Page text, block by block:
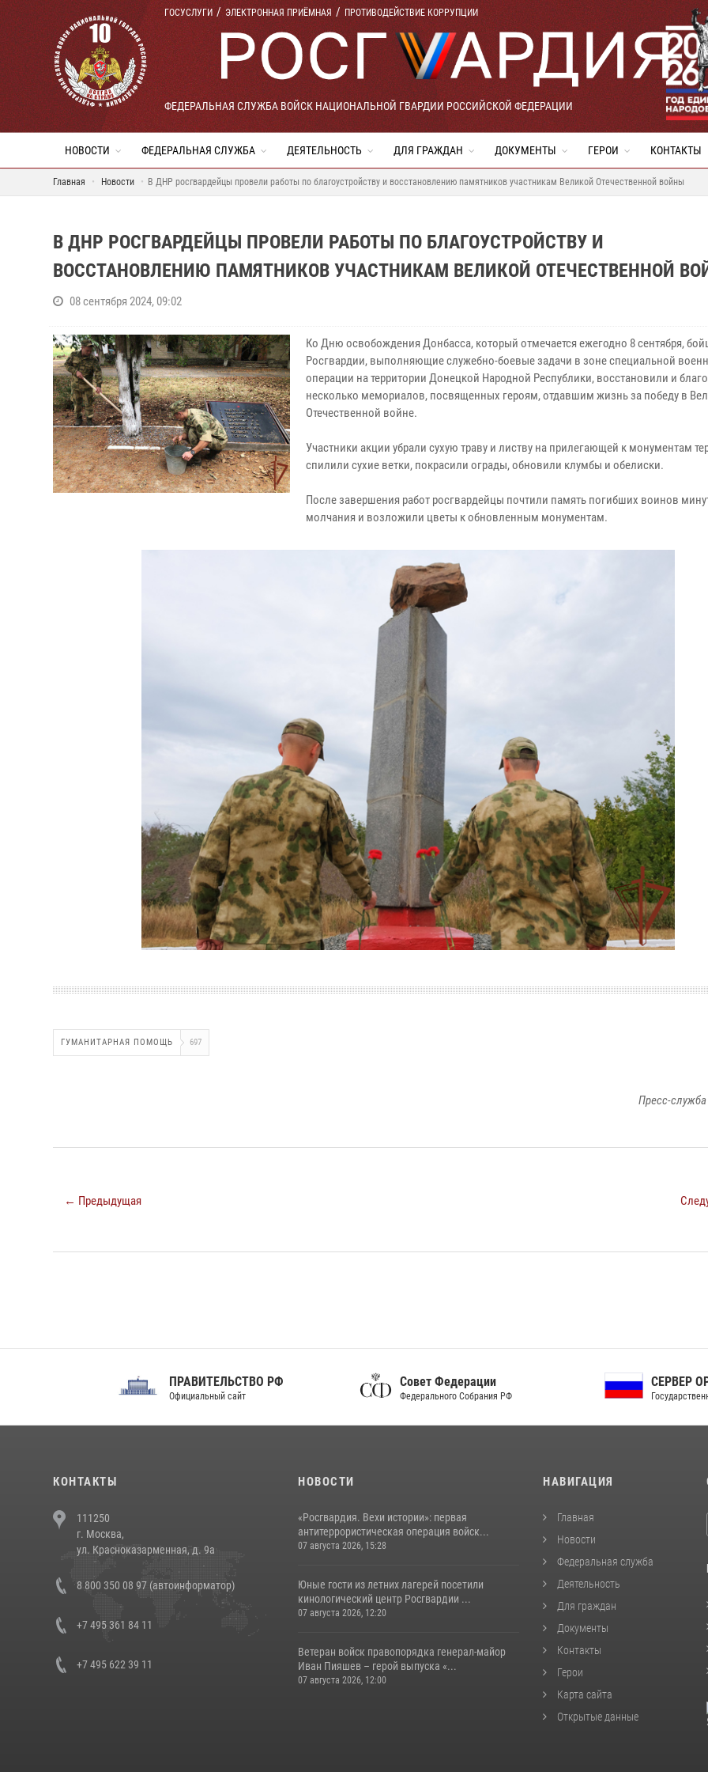
ГОСУСЛУГИ ЭЛЕКТРОННАЯ ПРИЁМНАЯ ПРОТИВОДЕЙСТВИЕ КОРРУПЦИИ
ФЕДЕРАЛЬНАЯ СЛУЖБА ВОЙСК НАЦИОНАЛЬНОЙ ГВАРДИИ РОССИЙСКОЙ ФЕДЕРАЦИИ
НОВОСТИ ФЕДЕРАЛЬНАЯ СЛУЖБА ДЕЯТЕЛЬНОСТЬ ДЛЯ ГРАЖДАН ДОКУМЕНТЫ ГЕРОИ КОНТАКТЫ
Главная Новости В ДНР росгвардейцы провели работы по благоустройству и восстановлению памятников участникам Великой Отечественной войны
В ДНР РОСГВАРДЕЙЦЫ ПРОВЕЛИ РАБОТЫ ПО БЛАГОУСТРОЙСТВУ И
ВОССТАНОВЛЕНИЮ ПАМЯТНИКОВ УЧАСТНИКАМ ВЕЛИКОЙ ОТЕЧЕСТВЕННОЙ
08 сентября 2024, 09:02
Ко Дню освобождения Донбасса, который отмечается ежегодно 8 сентября,
Росгвардии, выполняющие служебно-боевые задачи в зоне специальной
операции на территории Донецкой Народной Республики, восстановили и
несколько мемориалов, посвященных героям, отдавшим жизнь за победу в
Отечественной войне.
Участники акции убрали сухую траву и листву на прилегающей к монументам
спилили сухие ветки, покрасили ограды, обновили клумбы и обелиски.
После завершения работ росгвардейцы почтили память погибших воинов
молчания и возложили цветы к обновленным монументам.
ГУМАНИТАРНАЯ ПОМОЩЬ 697
Пресс-служба
← Предыдущая
ПРАВИТЕЛЬСТВО РФ
Официальный сайт
Совет Федерации
Федерального Собрания РФ
СЕРВЕР ОРГАНОВ
Государственной власти РФ
КОНТАКТЫ
111250
г. Москва,
ул. Красноказарменная, д. 9а
8 800 350 08 97 (автоинформатор)
+7 495 361 84 11
+7 495 622 39 11
НОВОСТИ
«Росгвардия. Вехи истории»: первая
антитеррористическая операция войск...
07 августа 2026, 15:28
Юные гости из летних лагерей посетили
кинологический центр Росгвардии ...
07 августа 2026, 12:20
Ветеран войск правопорядка генерал-майор
Иван Пияшев – герой выпуска «...
07 августа 2026, 12:00
НАВИГАЦИЯ
Главная
Новости
Федеральная служба
Деятельность
Для граждан
Документы
Контакты
Герои
Карта сайта
Открытые данные